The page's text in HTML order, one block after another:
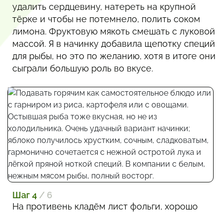
удалить сердцевину, натереть на крупной
тёрке и чтобы не потемнело, полить соком
лимона. Фруктовую мякоть смешать с луковой
массой. Я в начинку добавила щепотку специй
для рыбы, но это по желанию, хотя в итоге они
сыграли большую роль во вкусе.
Шаг 4 / 6
На противень кладём лист фольги, хорошо